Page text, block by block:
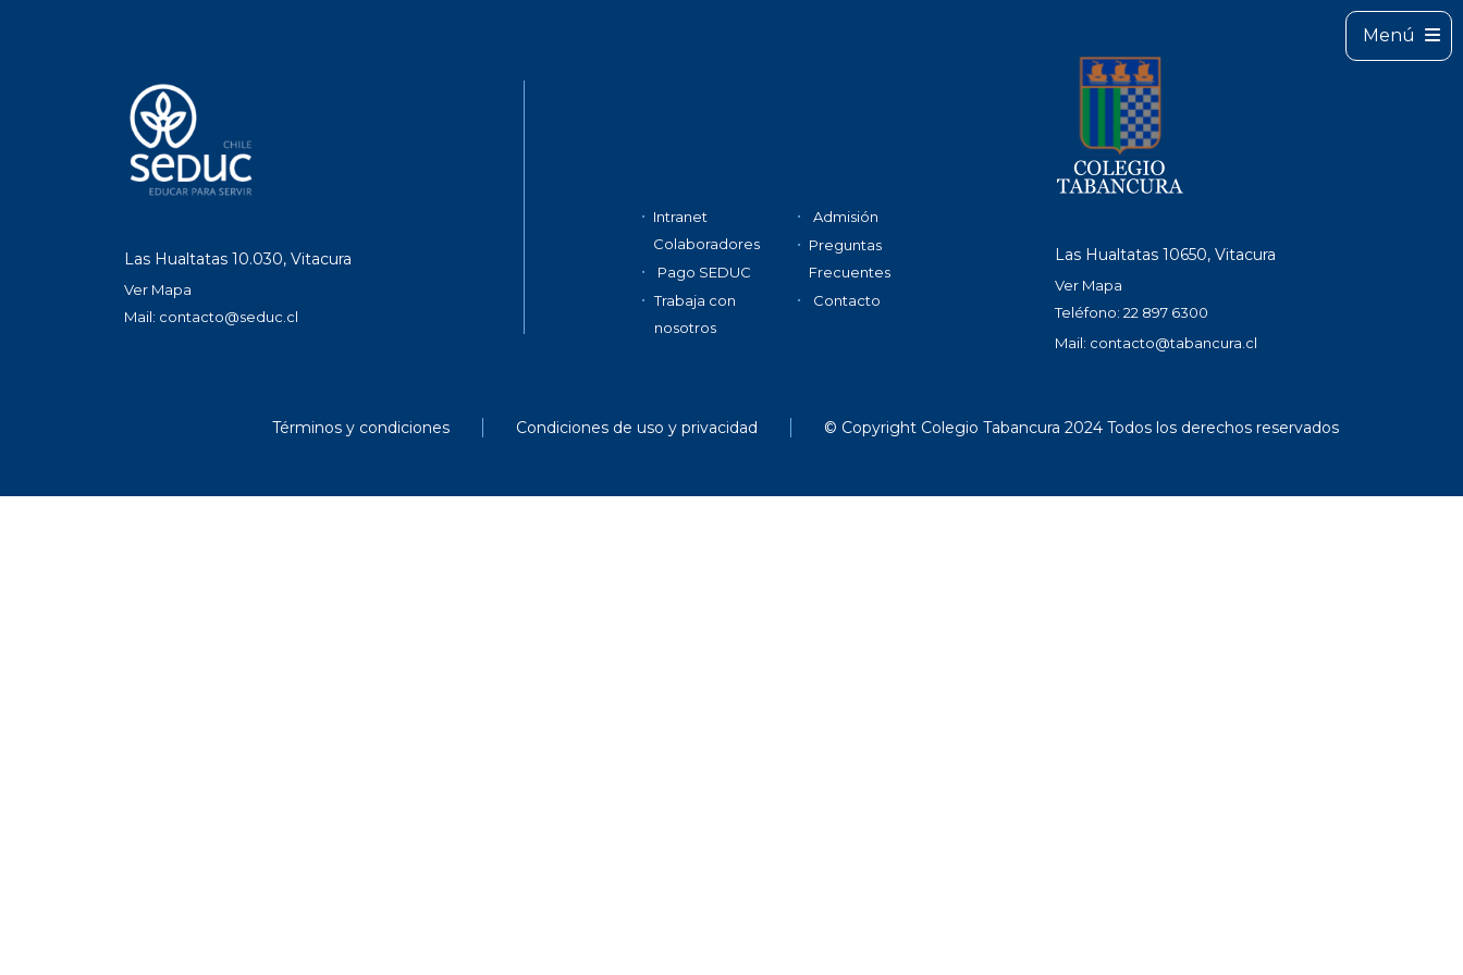
Menú
Las Hualtatas 10.030, Vitacura
Ver Mapa
Mail: contacto@seduc.cl
Intranet
Colaboradores
Pago SEDUC
Trabaja con
nosotros
Admisión
Preguntas
Frecuentes
Contacto
Las Hualtatas 10650, Vitacura
Ver Mapa
Teléfono: 22 897 6300
Mail: contacto@tabancura.cl
Términos y condiciones Condiciones de uso y privacidad © Copyright Colegio Tabancura 2024 Todos los derechos reservados